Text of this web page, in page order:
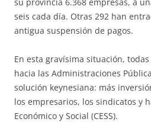
seis cada día. Otras 292 han
antigua suspensión de pagos.
En esta gravísima situación,
hacia las Administraciones
solución keynesiana: más
los empresarios, los sindicatos y
Económico y Social (CESS).